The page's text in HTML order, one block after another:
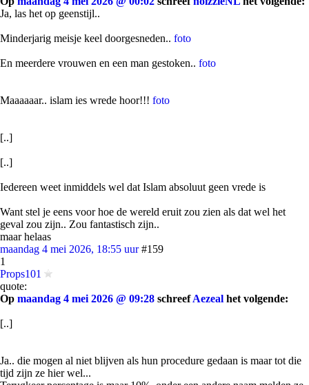
Ja, las het op geenstijl..
Minderjarig meisje keel doorgesneden.. foto
En meerdere vrouwen en een man gestoken.. foto
Maaaaaar.. islam ies wrede hoor!!! foto
[..]
[..]
Iedereen weet inmiddels wel dat Islam absoluut geen vrede is
Want stel je eens voor hoe de wereld eruit zou zien als dat wel het
geval zou zijn.. Zou fantastisch zijn..
maar helaas
maandag 4 mei 2026, 18:55 uur #159
1
Props101
quote:
Op maandag 4 mei 2026 @ 09:28 schreefAezeal het volgende:
[..]
Ja.. die mogen al niet blijven als hun procedure gedaan is maar tot die
tijd zijn ze hier wel...